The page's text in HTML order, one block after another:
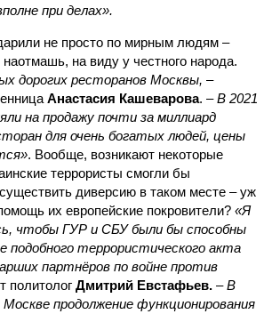
при делах».
не просто по мирным людям –
на виду у честного народа.
дорогих ресторанов Москвы, –
Анастасия Кашеварова. –В 2021
на продажу почти за миллиард
для очень богатых людей, цены
. Вообще, возникают некоторые
террористы смогли бы
диверсию в таком месте – уж
их европейские покровители? «Я
чтобы ГУР и СБУ были бы способны
подобного террористического акта
партнёров по войне против
политолог Дмитрий Евстафьев. –В
продолжение функционирования